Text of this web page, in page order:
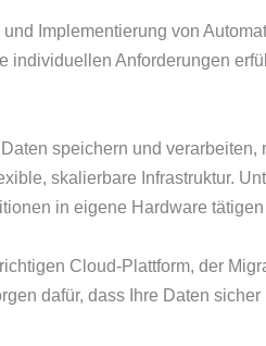
Implementierung von
Anforderungen
speichern und
skalierbare Infrastruktur.
in eigene Hardware
Cloud-Plattform, der
dafür, dass Ihre Daten